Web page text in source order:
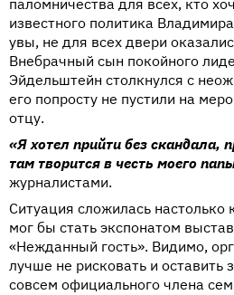
паломничества для всех, кто
известного политика
увы, не для всех двери
Внебрачный сын покойного
Эйдельштейн столкнулся с
его попросту не пустили на
отцу.
«Я хотел прийти без скандала,
там творится в честь моего
журналистами.
Ситуация сложилась настолько
мог бы стать экспонатом
«Нежданный гость». Видимо,
лучше не рисковать и оставить
совсем официального члена